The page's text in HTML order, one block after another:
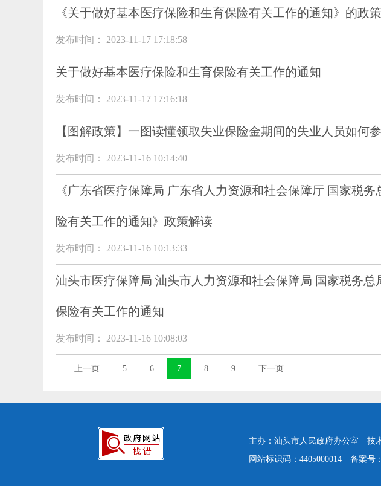
《关于做好基本医疗保险和生育保险有关工作的通知》的政
发布时间： 2023-11-17 17:18:58
关于做好基本医疗保险和生育保险有关工作的通知
发布时间： 2023-11-17 17:16:18
【图解政策】一图读懂领取失业保险金期间的失业人员如何
发布时间： 2023-11-16 10:14:40
《广东省医疗保障局 广东省人力资源和社会保障厅 国家税
险有关工作的通知》政策解读
发布时间： 2023-11-16 10:13:33
汕头市医疗保障局 汕头市人力资源和社会保障局 国家税务
保险有关工作的通知
发布时间： 2023-11-16 10:08:03
上一页 5 6 7 8 9 下一页
主办：汕头市人民政府办公室 技
网站标识码：4405000014
备案号